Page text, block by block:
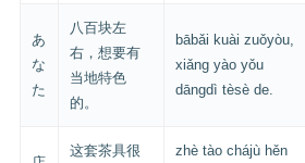
あ
な
た
八百块左
右，想要有
当地特色
的。
bābǎi kuài zuǒyòu,
xiǎng yào yǒu
dāngdì tèsè de.
这套茶具很
zhè tào chájù hěn